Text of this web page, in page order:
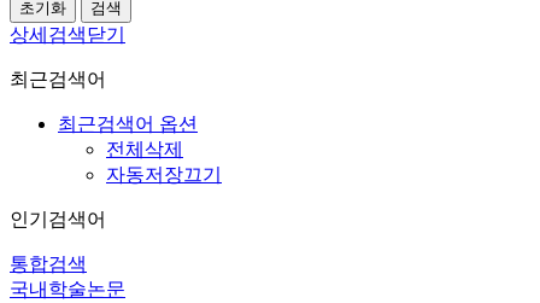
상세검색닫기
최근검색어
최근검색어 옵션
전체삭제
자동저장끄기
인기검색어
통합검색
국내학술논문